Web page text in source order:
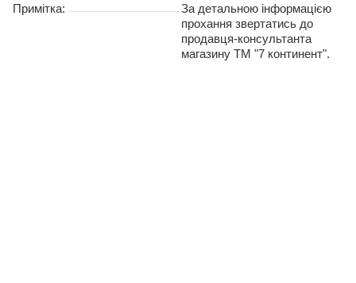
Примітка:
За детальною інформацією
прохання звертатись до
продавця-консультанта
магазину ТМ "7 континент".